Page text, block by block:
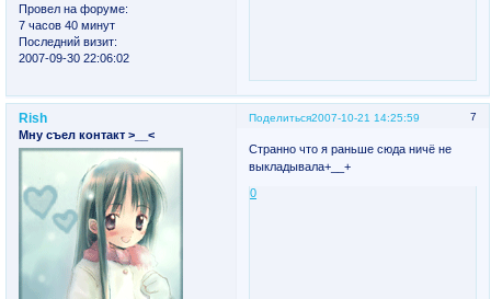
Провел на форуме:
7 часов 40 минут
Последний визит:
2007-09-30 22:06:02
Поделиться 7
2007-10-21 14:25:59
Rish
Мну съел контакт >__<
Странно что я раньше сюда ничё не
выкладывала+__+
0